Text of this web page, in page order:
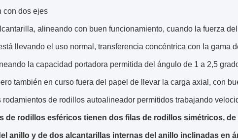
con dos ejes
alineando con buen funcionamiento, cuando la fuerza
llevando el uso normal, transferencia concéntrica con la gama
la capacidad portadora permitida del ángulo de 1 a 2,5
también en curso fuera del papel de llevar la carga axial, con
rodamientos de rodillos autoalineador permitidos trabajando
de rodillos esféricos tienen dos filas de rodillos simétricos,
anillo y de dos alcantarillas internas del anillo inclinadas en